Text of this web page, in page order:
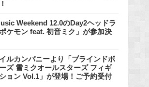
Weekend 12.0のDay2ヘッドラ
ケモン feat. 初音ミク」が参加決
ルカンパニーより「ブラインドボ
ズ 雪ミクオールスターズ フィギ
ョン Vol.1」が登場！ご予約受付